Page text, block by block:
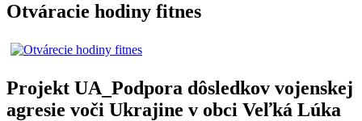
Otváracie hodiny fitnes
Projekt UA_Podpora dôsledkov vojenskej
agresie voči Ukrajine v obci Veľká Lúka